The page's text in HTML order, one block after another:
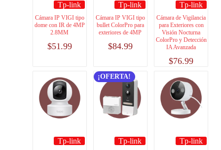
Tp-link
Cámara IP VIGI tipo
dome con IR de 4MP
2.8MM
$51.99
Tp-link
Cámara IP VIGI tipo
bullet ColorPro para
exteriores de 4MP
$84.99
Tp-link
Cámara de Vigilancia
para Exteriores con
Visión Nocturna
ColorPro y Detección
IA Avanzada
$76.99
Tp-link
¡OFERTA!
Tp-link Tp-link